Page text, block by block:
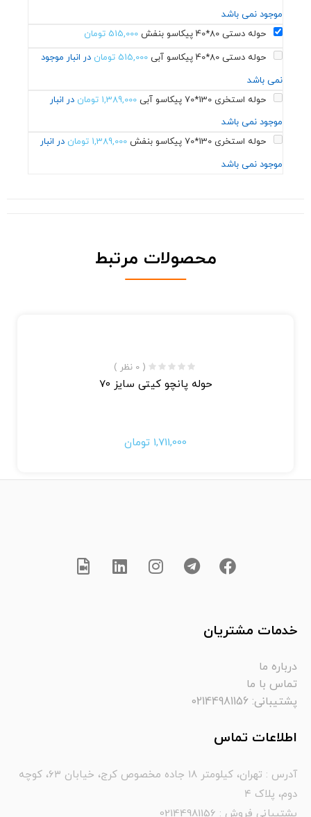
موجود نمی باشد
حوله دستی 80*40 پیکاسو بنفش
515,000 تومان
حوله دستی 80*40 پیکاسو آبی
515,000 تومان در انبار موجود
نمی باشد
حوله استخری 130*70 پیکاسو آبی
1,389,000 تومان در انبار
موجود نمی باشد
حوله استخری 130*70 پیکاسو بنفش
1,389,000 تومان در انبار
موجود نمی باشد
محصولات مرتبط
( 0 نظر )
حوله پانچو کیتی سایز 70
1,711,000 تومان
خدمات مشتریان
درباره ما
تماس با ما
پشتیبانی: 02144981156
اطلاعات تماس
آدرس : تهران، کیلومتر ۱۸ جاده مخصوص کرج، خیابان ۶۳، کوچه
دوم، پلاک ۴
پشتیبانی فروش : 02144981156